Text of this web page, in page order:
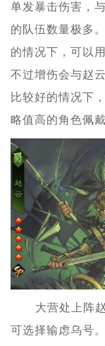
单发暴击伤害，
的队伍数量极多
的情况下，可以
不过增伤会与赵
比较好的情况下
略值高的角色佩戴
大营处上阵
可选择输虑乌号